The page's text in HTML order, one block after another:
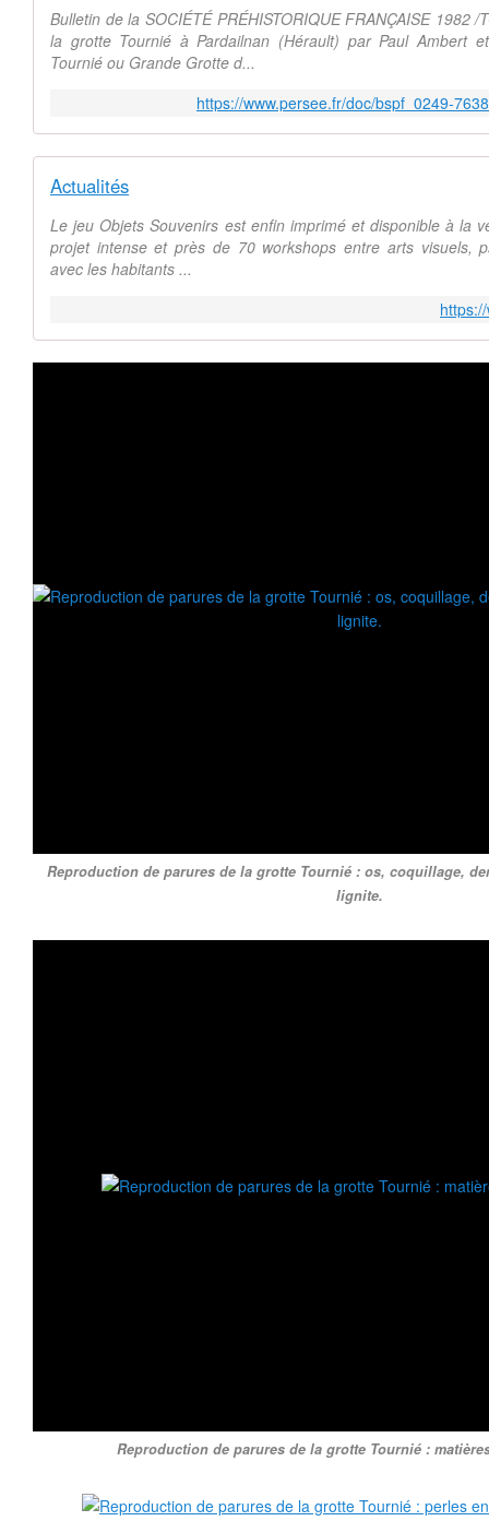
Bulletin de la SOCIÉTÉ PRÉHISTORIQUE FRANÇAISE 1982
la grotte Tournié à Pardailnan (Hérault) par Paul Ambert
Tournié ou Grande Grotte d...
https://www.persee.fr/doc/bspf_0249-
Actualités
Le jeu Objets Souvenirs est enfin imprimé et disponible à la
projet intense et près de 70 workshops entre arts visuels,
avec les habitants ...
Reproduction de parures de la grotte Tournié : os, coquillage,
lignite.
Reproduction de parures de la grotte Tournié :